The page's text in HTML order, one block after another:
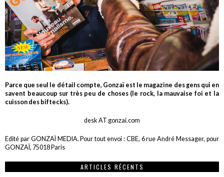
Parce que seul le détail compte, Gonzaï est le magazine des gens qui en
savent beaucoup sur très peu de choses (le rock, la mauvaise foi et la
cuisson des biftecks).
desk AT gonzai.com
Edité par GONZAÏ MEDIA. Pour tout envoi : CBE, 6 rue André Messager, pour
GONZAÏ, 75018 Paris
ARTICLES RÉCENTS